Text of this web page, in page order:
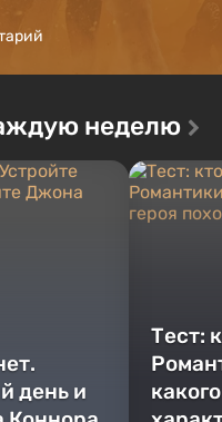
неделю
день и
Тест: